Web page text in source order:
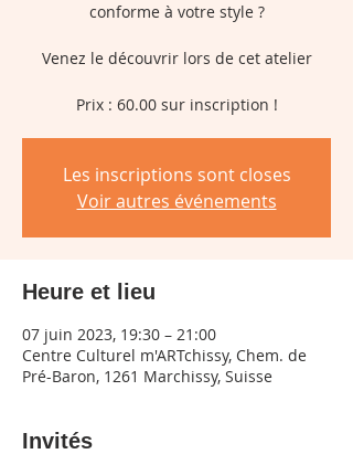
conforme à votre style ?
Venez le découvrir lors de cet atelier
Prix : 60.00 sur inscription !
Les inscriptions sont closes
Voir autres événements
Heure et lieu
07 juin 2023, 19:30 – 21:00
Centre Culturel m'ARTchissy, Chem. de
Pré-Baron, 1261 Marchissy, Suisse
Invités